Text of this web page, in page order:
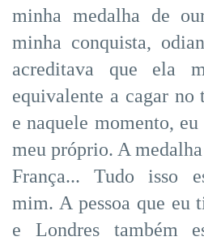
minha medalha de
minha conquista,
acreditava que ela
equivalente a cagar no
e naquele momento,
meu próprio. A
França... Tudo isso
mim. A pessoa que eu
e Londres também